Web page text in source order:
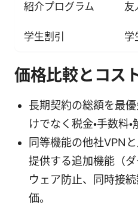
紹介プログラム 友
学生割引 学
価格比較とコス
長期契約の総額を最
けでなく税金・手数料
同等機能の他社VPN
提供する追加機能（
ウェア防止、同時接
価。